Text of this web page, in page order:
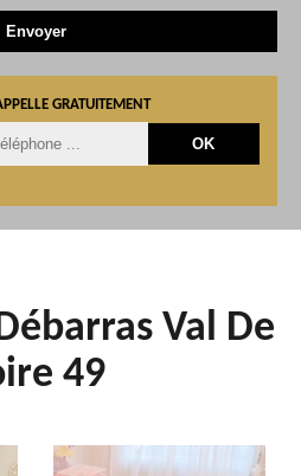
GRATUITEMENT
Val De
49